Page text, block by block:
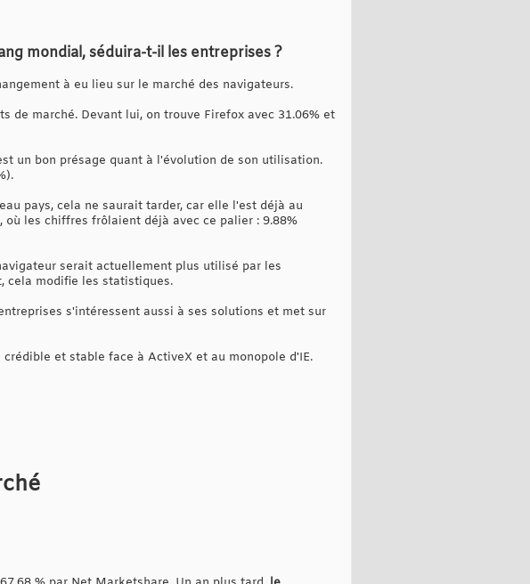
mondial, séduira-t-il les entreprises ?
à eu lieu sur le marché des navigateurs.
de marché. Devant lui, on trouve Firefox avec 31.06% et
un bon présage quant à l'évolution de son utilisation.
pays, cela ne saurait tarder, car elle l'est déjà au
les chiffres frôlaient déjà avec ce palier : 9.88%
serait actuellement plus utilisé par les
cela modifie les statistiques.
s'intéressent aussi à ses solutions et met sur
et stable face à ActiveX et au monopole d'IE.